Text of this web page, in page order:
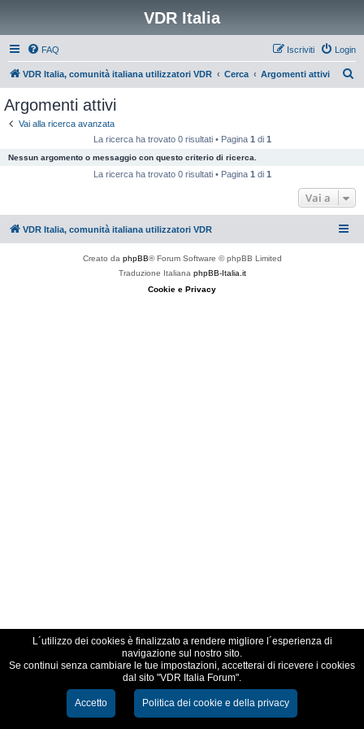
VDR Italia
FAQ Login
Iscriviti
VDR Italia, comunità italiana utilizzatori VDR Cerca Argomenti attivi
Argomenti attivi
Vai alla ricerca avanzata
La ricerca ha trovato 0 risultati • Pagina 1 di 1
Nessun argomento o messaggio con questo criterio di ricerca.
La ricerca ha trovato 0 risultati • Pagina 1 di 1
Vai a
VDR Italia, comunità italiana utilizzatori VDR
Creato da phpBB® Forum Software © phpBB Limited
Traduzione Italiana phpBB-Italia.it
Cookie e Privacy
L´utilizzo dei cookies è finalizzato a rendere migliore l´esperienza di
navigazione sul nostro sito.
Se continui senza cambiare le tue impostazioni, accetterai di ricevere i cookies
dal sito "VDR Italia Forum".
Accetto Politica dei cookie e della privacy